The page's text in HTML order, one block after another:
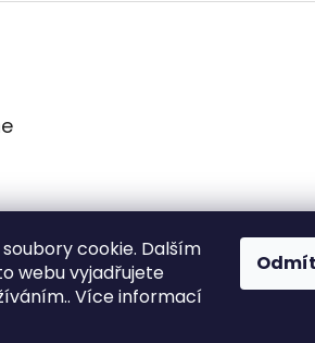
cookie. Dalším
webu vyjadřujete
Více informací